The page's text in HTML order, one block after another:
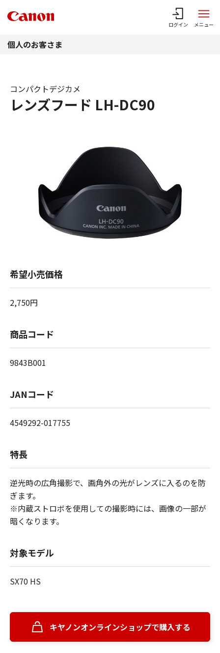
ログイン メニュー
個人のお客さま
レンズフード LH-DC90
コンパクトデジカメ
希望小売価格
2,750円
商品コード
9843B001
JANコード
4549292-017755
特長
逆光時の広角撮影で、画角外の光がレンズに入るのを防
ぎます。
※内蔵ストロボを使用しての撮影時には、画像の一部が
暗くなります。
対象モデル
SX70 HS
キヤノンオンラインショップで購入する